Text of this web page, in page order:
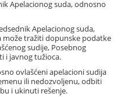
Apelacionog suda, odnosno
Apelacionog suda,
može tražiti dopunske podatke
sudije, Posebnog
i javnog tužioca.
ovlašćeni apelacioni sudija
ili nedozvoljenu, odbiti
i ukinuti rešenje.